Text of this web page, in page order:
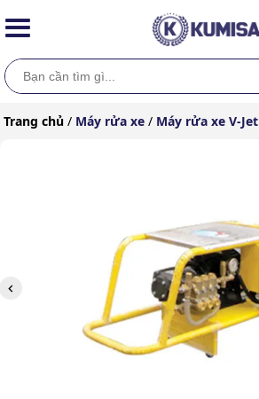
Trang chủ / Máy rửa xe / Máy rửa xe V-Jet